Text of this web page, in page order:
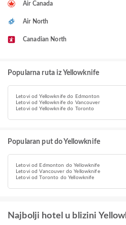
Air Canada
Air North
Canadian North
Popularna ruta iz Yellowknife
Letovi od Yellowknife do Edmonton
Letovi od Yellowknife do Vancouver
Letovi od Yellowknife do Toronto
Popularan put do Yellowknife
Letovi od Edmonton do Yellowknife
Letovi od Vancouver do Yellowknife
Letovi od Toronto do Yellowknife
Najbolji hotel u blizini